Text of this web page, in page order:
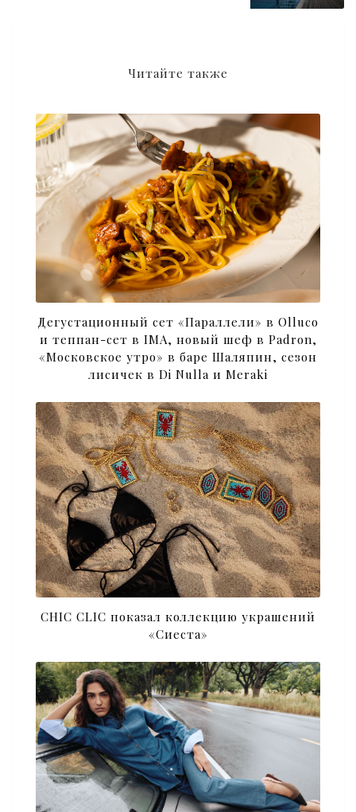
Читайте также
Дегустационный сет «Параллели» в Olluco
и теппан-сет в IMA, новый шеф в Padron,
«Московское утро» в баре Шаляпин, сезон
лисичек в Di Nulla и Meraki
CHIC CLIC показал коллекцию украшений
«Сиеста»